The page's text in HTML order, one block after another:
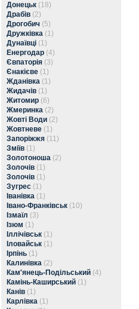
Донецьк (18)
Драбів (2)
Дрогобич (5)
Дружківка (1)
Дунаївці (1)
Енергодар (4)
Євпаторія (3)
Єнакієве (1)
Жданівка (1)
Жидачів (1)
Житомир (6)
Жмеринка (2)
Жовті Води (2)
Жовтневе (1)
Запоріжжя (11)
Зміїв (1)
Золотоноша (2)
Золочів (1)
Золочів (1)
Зугрес (1)
Іванівка (1)
Івано-Франківськ (10)
Ізмаїл (3)
Ізюм (1)
Іллічівськ (1)
Іловайськ (1)
Ірпінь (1)
Калинівка (2)
Кам'янець-Подільський (4)
Камінь-Каширський (1)
Канів (1)
Карлівка (1)